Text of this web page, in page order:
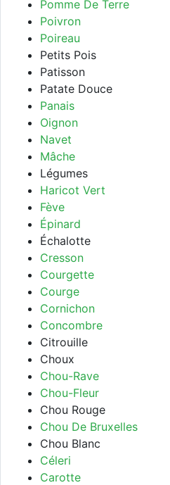
Pomme De Terre
Poivron
Poireau
Petits Pois
Patisson
Patate Douce
Panais
Oignon
Navet
Mâche
Légumes
Haricot Vert
Fève
Épinard
Échalotte
Cresson
Courgette
Courge
Cornichon
Concombre
Citrouille
Choux
Chou-Rave
Chou-Fleur
Chou Rouge
Chou De Bruxelles
Chou Blanc
Céleri
Carotte